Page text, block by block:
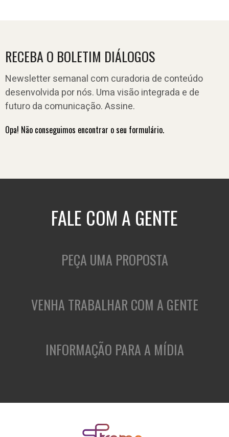
RECEBA O BOLETIM DIÁLOGOS
Newsletter semanal com curadoria de conteúdo
desenvolvida por nós. Uma visão integrada e de
futuro da comunicação. Assine.
Opa! Não conseguimos encontrar o seu formulário.
FALE COM A GENTE
PEÇA UMA PROPOSTA
VENHA TRABALHAR COM A GENTE
INFORMAÇÃO PARA A MÍDIA